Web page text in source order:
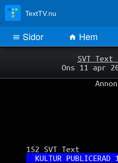
SVT Text
Ons 11 apr
152 SVT Text
KULTUR
TextTV.nu
Sidor Hem